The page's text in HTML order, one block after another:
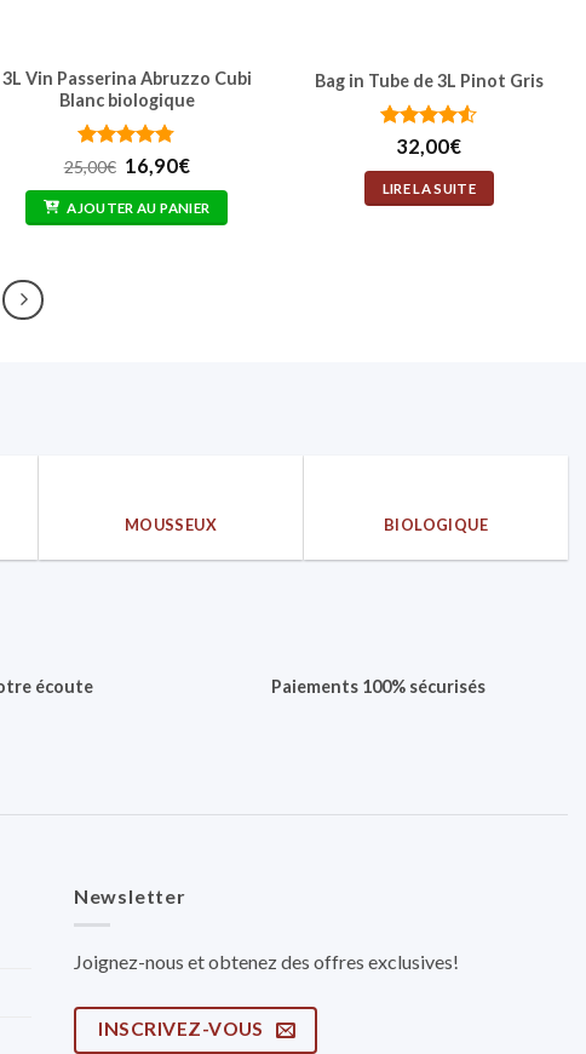
3L Vin Passerina Abruzzo Cubi
Blanc biologique
Note 4.75
sur 5
25,00€ Le
prix
initial
était :
16,90€Le
prix
actuel
est :
AJOUTER AU PANIER
Bag in Tube de 3L Pinot Gris
Note4.5
sur 5
32,00€
LIRE LA SUITE
MOUSSEUX BIOLOGIQUE
écoute Paiements 100% sécurisés
Newsletter
Joignez-nous et obtenez des offres exclusives!
INSCRIVEZ-VOUS